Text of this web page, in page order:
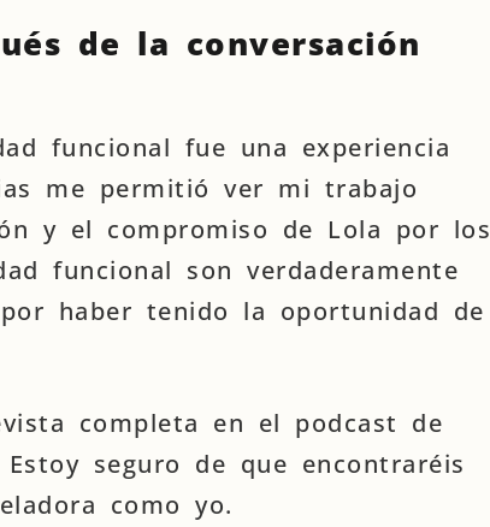
de la conversación
funcional fue una experiencia
me permitió ver mi trabajo
y el compromiso de Lola por los
funcional son verdaderamente
haber tenido la oportunidad de
completa en el podcast de
seguro de que encontraréis
como yo.